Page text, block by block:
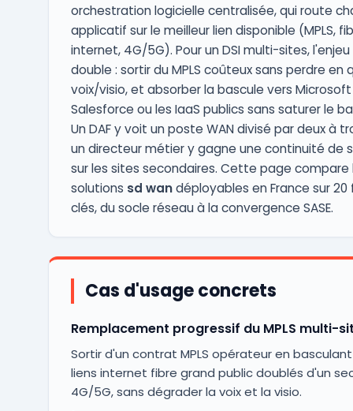
orchestration logicielle centralisée, qui route
applicatif sur le meilleur lien disponible (MPLS,
internet, 4G/5G). Pour un DSI multi-sites,
double : sortir du MPLS coûteux sans perdre en
voix/visio, et absorber la bascule vers Microsoft
Salesforce ou les IaaS publics sans saturer le
Un DAF y voit un poste WAN divisé par deux à
un directeur métier y gagne une continuité de
sur les sites secondaires. Cette page compare
solutions sd wandéployables en France sur 20
clés, du socle réseau à la convergence SASE.
Cas d'usage concrets
Remplacement progressif du MPLS multi-
Sortir d'un contrat MPLS opérateur en
liens internet fibre grand public doublés d'un
4G/5G, sans dégrader la voix et la visio.